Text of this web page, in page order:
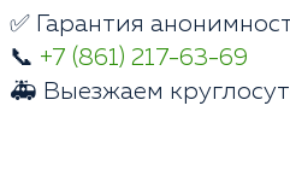
✅ Гарантия
📞 +7 (861) 217-63-69
🚑 Выезжаем